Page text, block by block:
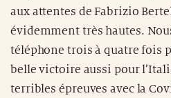
aux attentes de Fabrizio
évidemment très hautes.
téléphone trois à quatre fois
belle victoire aussi pour
terribles épreuves avec la